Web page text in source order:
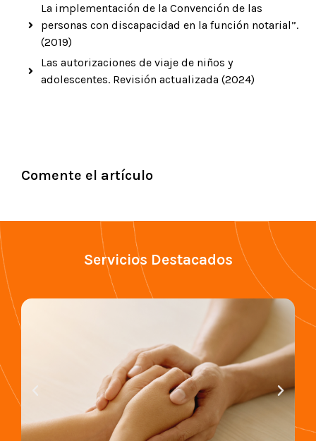
La implementación de la Convención de las
personas con discapacidad en la función notarial”.
(2019)
Las autorizaciones de viaje de niños y
adolescentes. Revisión actualizada (2024)
Comente el artículo
Servicios Destacados